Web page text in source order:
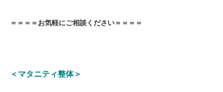
＝＝＝＝お気軽にご相談ください＝＝＝＝
＜マタニティ整体＞